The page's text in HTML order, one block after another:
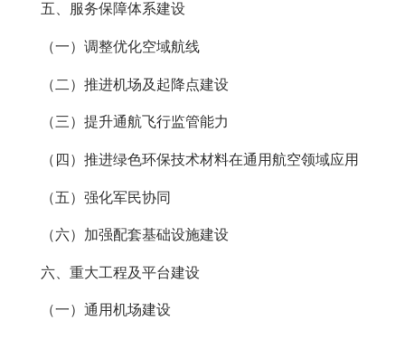
五、服务保障体系建设
（一）调整优化空域航线
（二）推进机场及起降点建设
（三）提升通航飞行监管能力
（四）推进绿色环保技术材料在通用航空领域应用
（五）强化军民协同
（六）加强配套基础设施建设
六、重大工程及平台建设
（一）通用机场建设